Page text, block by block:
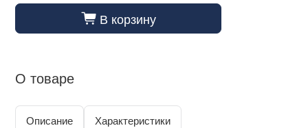
cart_fill В корзину
О товаре
Описание Характеристики